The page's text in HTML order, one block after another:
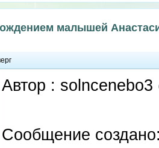
малышей
Автор :
Сообщение